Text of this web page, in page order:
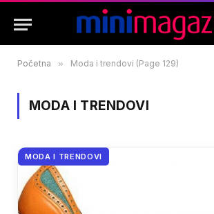
Početna » Moda i trendovi (Page 129)
MODA I TRENDOVI
MODA I TRENDOVI